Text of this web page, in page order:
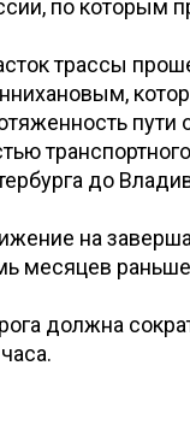
по которым
трассы
пути
до
на
месяцев
должна